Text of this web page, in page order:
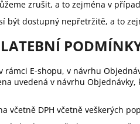
zrušit, a to zejména v
být dostupný nepřetržitě, a to
rámci E-shopu, v návrhu
uvedená v návrhu
včetně DPH včetně veškerých